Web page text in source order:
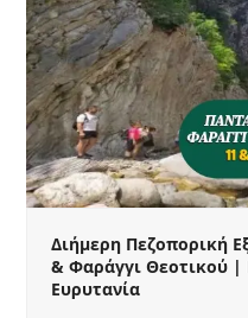
Διήμερη Πεζοπορική
& Φαράγγι Θεοτικού |
Ευρυτανία